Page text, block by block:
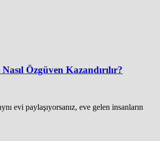
Özgüven Kazandırılır?
evi paylaşıyorsanız, eve gelen insanların